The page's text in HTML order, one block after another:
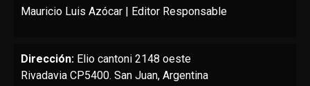
Mauricio Luis Azócar | Editor Responsable
Dirección: Elio cantoni 2148 oeste
Rivadavia CP5400. San Juan, Argentina